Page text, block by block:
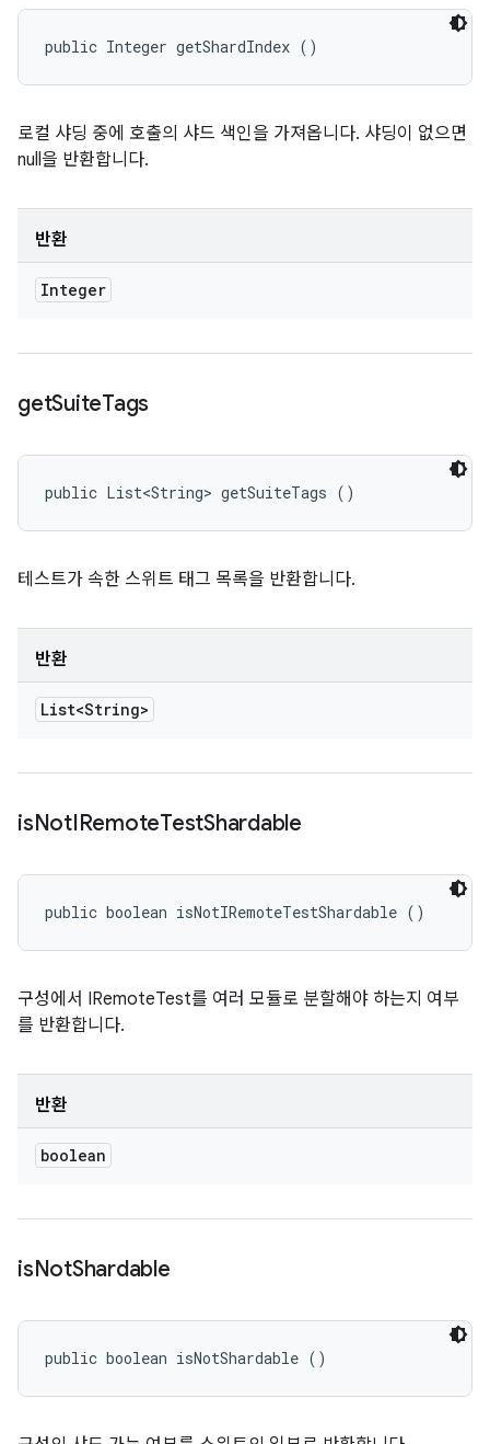
public Integer getShardIndex ()
로컬 샤딩 중에 호출의 샤드 색인을 가져옵니다. 샤딩이 없으면
null을 반환합니다.
반환
Integer
getSuiteTags
public List<String> getSuiteTags ()
테스트가 속한 스위트 태그 목록을 반환합니다.
반환
List<String>
isNotIRemoteTestShardable
public boolean isNotIRemoteTestShardable ()
구성에서 IRemoteTest를 여러 모듈로 분할해야 하는지 여부
를 반환합니다.
반환
boolean
isNotShardable
public boolean isNotShardable ()